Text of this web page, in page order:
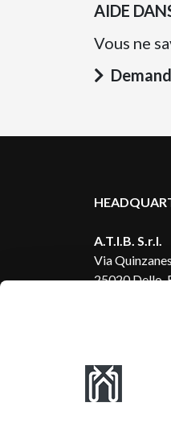
AIDE
Vous ne
A.T.I.B. S.r.l.
Via
25020 Dello,
A.T.I.B.
Z.A. La Cray,
25420,
A.T.I.B.